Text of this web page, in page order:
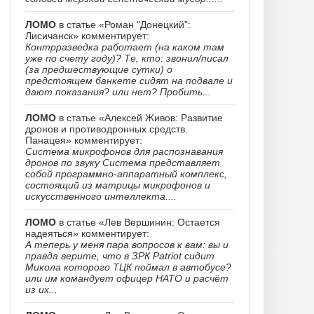
ЛОМО в статье «Роман "Донецкий":
Лисичанск» комментирует:
Контрразведка работает (на каком там
уже по счету году)? Те, кто: звонил/писал
(за предшествующие сутки) о
предстоящем банкете сидят на подвале и
дают показания? или нет? Пробить...
ЛОМО в статье «Алексей Живов: Развитие
дронов и противодронных средств.
Панацея» комментирует:
Система микрофонов для распознавания
дронов по звуку Система представляет
собой программно-аппаратный комплекс,
состоящий из матрицы микрофонов и
искусственного интеллекта....
ЛОМО в статье «Лев Вершинин: Остается
надеяться» комментирует:
А теперь у меня пара вопросов к вам: вы и
правда верите, что в ЗРК Patriot сидит
Микола которого ТЦК поймал в автобусе?
или им командует офицер НАТО и расчёт
из их...